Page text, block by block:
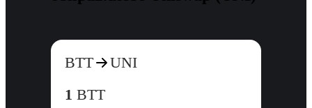
BTT
UNI
1 BTT